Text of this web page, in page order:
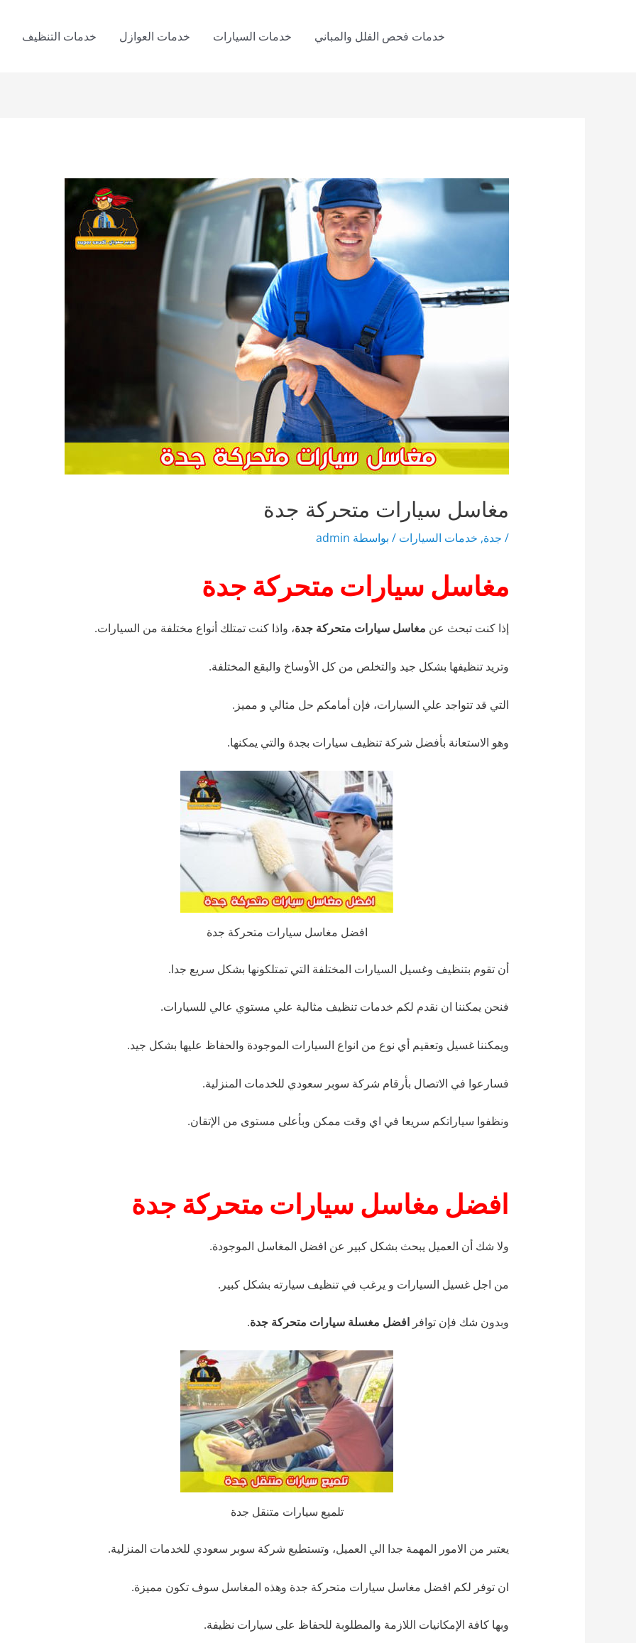
خدمات فحص الفلل والمباني خدمات السيارات خدمات العوازل خدمات التنظيف
مغاسل سيارات متحركة جدة
/ جدة, خدمات السيارات / بواسطة admin
مغاسل سيارات متحركة جدة
إذا كنت تبحث عن مغاسل سيارات متحركة جدة، واذا كنت تمتلك أنواع مختلفة من السيارات.
وتريد تنظيفها بشكل جيد والتخلص من كل الأوساخ والبقع المختلفة.
التي قد تتواجد علي السيارات، فإن أمامكم حل مثالي و مميز.
وهو الاستعانة بأفضل شركة تنظيف سيارات بجدة والتي يمكنها.
افضل مغاسل سيارات متحركة جدة
أن تقوم بتنظيف وغسيل السيارات المختلفة التي تمتلكونها بشكل سريع جدا.
فنحن يمكننا ان نقدم لكم خدمات تنظيف مثالية علي مستوي عالي للسيارات.
ويمكننا غسيل وتعقيم أي نوع من انواع السيارات الموجودة والحفاظ عليها بشكل جيد.
فسارعوا في الاتصال بأرقام شركة سوبر سعودي للخدمات المنزلية.
ونظفوا سياراتكم سريعا في اي وقت ممكن وبأعلى مستوى من الإتقان.
افضل مغاسل سيارات متحركة جدة
ولا شك أن العميل يبحث بشكل كبير عن افضل المغاسل الموجودة.
من اجل غسيل السيارات و يرغب في تنظيف سيارته بشكل كبير.
وبدون شك فإن توافر افضل مغسلة سيارات متحركة جدة.
تلميع سيارات متنقل جدة
يعتبر من الامور المهمة جدا الي العميل، وتستطيع شركة سوبر سعودي للخدمات المنزلية.
ان توفر لكم افضل مغاسل سيارات متحركة جدة وهذه المغاسل سوف تكون مميزة.
وبها كافة الإمكانيات اللازمة والمطلوبة للحفاظ على سيارات نظيفة.